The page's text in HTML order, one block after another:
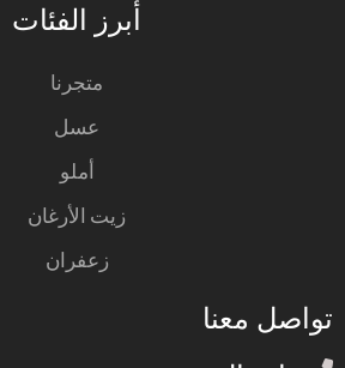
أبرز الفئات
متجرنا
عسل
أملو
زيت الأرغان
زعفران
تواصل معنا